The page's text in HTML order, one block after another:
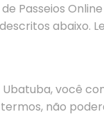
Passeios
abaixo.
Ubatuba, você
não